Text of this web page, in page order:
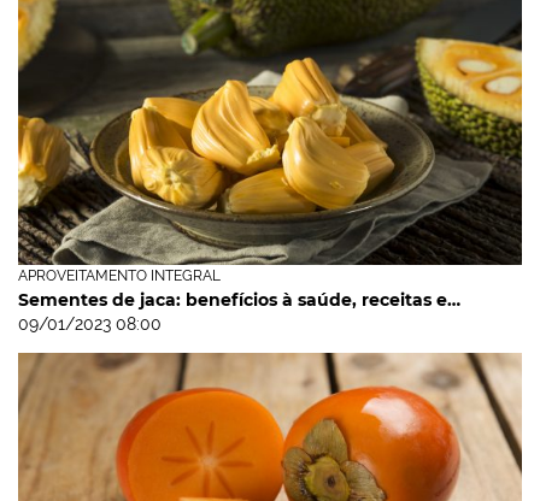
APROVEITAMENTO INTEGRAL
Sementes de jaca: benefícios à saúde, receitas e…
09/01/2023 08:00